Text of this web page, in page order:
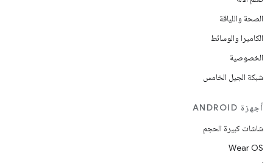
الصحة واللياقة
الكاميرا والوسائط
الخصوصية
شبكة الجيل الخامس
أجهزة ANDROID
شاشات كبيرة الحجم
Wear OS